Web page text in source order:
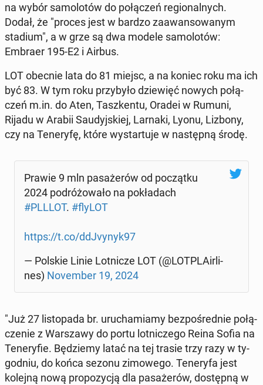
na wybór sa­mo­lo­tów do po­łą­czeń re­gio­nal­nych.
Dodał, że "proces jest w bardzo za­awan­so­wa­nym
stadium", a w grze są dwa modele sa­mo­lo­tów:
Embraer 195-E2 i Airbus.
LOT obecnie lata do 81 miejsc, a na koniec roku ma ich
być 83. W tym roku przy­by­ło dzie­więć nowych po­łą­
czeń m.in. do Aten, Tasz­ken­tu, Oradei w Rumuni,
Rijadu w Arabii Sau­dyj­skiej, Larnaki, Lyonu, Lizbony,
czy na Te­ne­ry­fę, które wy­star­tu­je w na­stęp­ną środę.
Prawie 9 mln pa­sa­że­rów od po­cząt­ku
2024 po­dró­żo­wa­ło na po­kła­dach
#PLLLOT. #flyLOT
https://t.co/ddJvy­nyk97
— Polskie Linie Lot­ni­cze LOT (@LOT­PLA­ir­li­
nes) No­vem­ber 19, 2024
"Już 27 li­sto­pa­da br. uru­cha­mia­my bez­po­śred­nie po­łą­
cze­nie z War­sza­wy do portu lot­ni­cze­go Reina Sofia na
Te­ne­ry­fie. Bę­dzie­my latać na tej trasie trzy razy w ty­
go­dniu, do końca sezonu zi­mo­we­go. Te­ne­ry­fa jest
kolejną nową pro­po­zy­cją dla pa­sa­że­rów, do­stęp­ną w